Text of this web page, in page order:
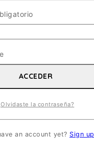
ACCEDER
la contraseña?
an account yet? Sign up